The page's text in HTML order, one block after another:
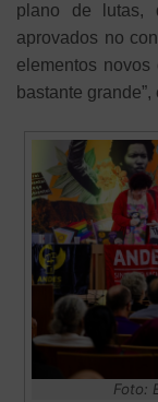
plano de lutas,
aprovados no
elementos
bastante
Foto: